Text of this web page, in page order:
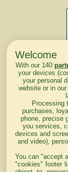
Welcome
With our 140
your devices
your personal
website or in
Processing
purchases,
phone, precise
you services,
devices and
and video),
You can "accept
"cookies" footer